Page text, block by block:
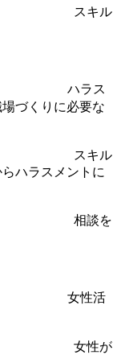
スキル
ハラス
づくりに必要な
スキル
ハラスメントに
相談を
女性活
女性が